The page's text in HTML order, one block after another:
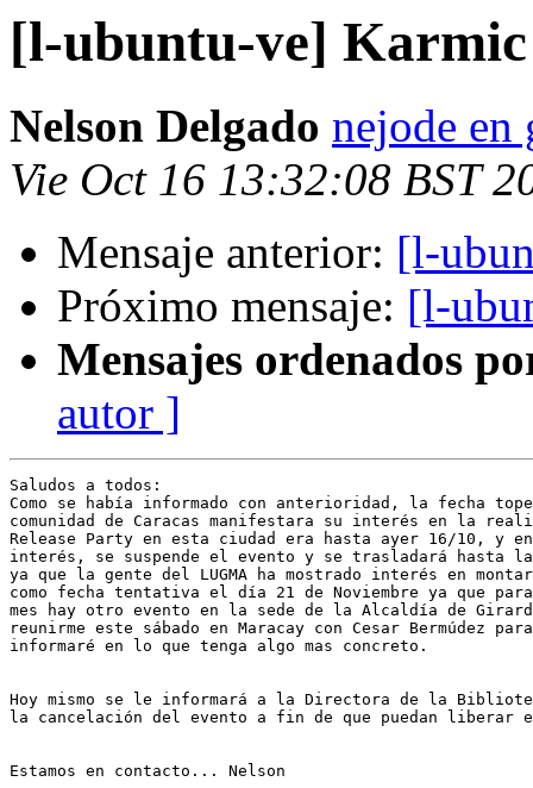
[l-ubuntu-ve] Karmic
Nelson Delgado nejode en
Vie Oct 16 13:32:08 BST
Mensaje anterior: [l-
Próximo mensaje: [l-
Mensajes ordenados
autor ]
Saludos a todos:
Como se había informado con anterioridad, la fecha
comunidad de Caracas manifestara su interés en la
Release Party en esta ciudad era hasta ayer 16/10, y
interés, se suspende el evento y se trasladará hasta la
ya que la gente del LUGMA ha mostrado interés en
como fecha tentativa el día 21 de Noviembre ya que
mes hay otro evento en la sede de la Alcaldía de
reunirme este sábado en Maracay con Cesar Bermúdez
informaré en lo que tenga algo mas concreto.
Hoy mismo se le informará a la Directora de la
la cancelación del evento a fin de que puedan liberar
Estamos en contacto... Nelson